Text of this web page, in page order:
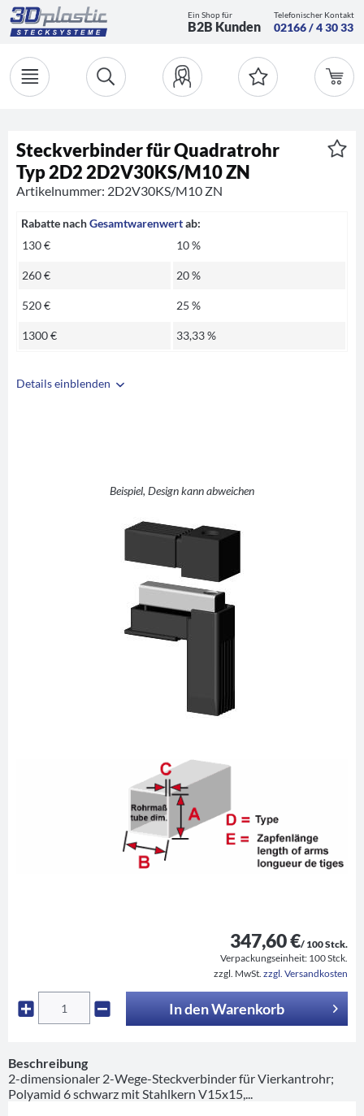
Ein Shop für
B2B Kunden
Telefonischer Kontakt
02166 / 4 30 33
Details einblenden
L (rechter Winkel)Beispiel, Design kann abweichen
Steckverbinder für Quadratrohr
Typ 2D2 2D2V30KS/M10 ZN
Artikelnummer: 2D2V30KS/M10 ZN
Rabatte nachGesamtwarenwertab:
130 €
10 %
260 € 20 %
520 € 25 %
1300 € 33,33 %
347,60 €/ 100 Stck.
Verpackungseinheit: 100 Stck.
zzgl. MwSt. zzgl. Versandkosten
In denWarenkorb
Beschreibung
2-dimensionaler 2-Wege-Steckverbinder für Vierkantrohr;
Polyamid 6 schwarz mit Stahlkern V15x15,...